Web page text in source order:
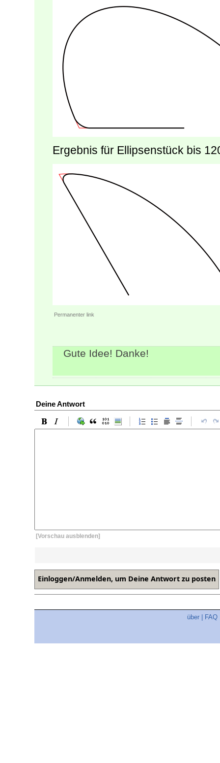
Ergebnis für Ellipsenstück bis
Permanenter link
Gute Idee! Danke!
Deine Antwort
[Vorschau ausblenden]
über FAQ